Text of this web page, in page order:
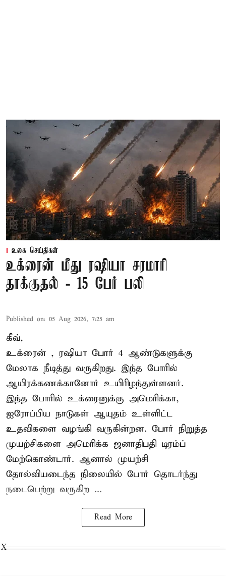
உலக செய்திகள்
உக்ரைன் மீது ரஷியா சரமாரி
தாக்குதல் - 15 பேர் பலி
Published on: 05 Aug 2026, 7:25 am
கீவ்,
உக்ரைன் , ரஷியா போர் 4 ஆண்டுகளுக்கு
மேலாக நீடித்து வருகிறது. இந்த போரில்
ஆயிரக்கணக்கானோர் உயிரிழந்துள்ளனர்.
இந்த போரில் உக்ரைனுக்கு அமெரிக்கா,
ஐரோப்பிய நாடுகள் ஆயுதம் உள்ளிட்ட
உதவிகளை வழங்கி வருகின்றன. போர் நிறுத்த
முயற்சிகளை அமெரிக்க ஜனாதிபதி டிரம்ப்
மேற்கொண்டார். ஆனால் முயற்சி
தோல்வியடைந்த நிலையில் போர் தொடர்ந்து
நடைபெற்று வருகிற ...
Read More
X